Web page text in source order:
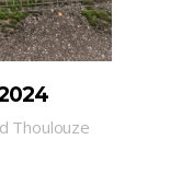
Thoulouze